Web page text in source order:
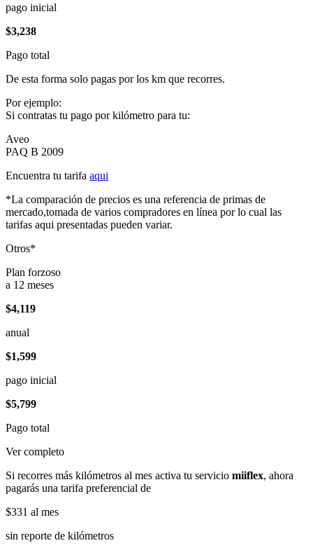
pago inicial
$3,238
Pago total
De esta forma solo pagas por los km que recorres.
Por ejemplo:
Si contratas tu pago por kilómetro para tu:
Aveo
PAQ B 2009
Encuentra tu tarifa aqui
*La comparación de precios es una referencia de primas de
mercado,tomada de varios compradores en línea por lo cual las
tarifas aqui presentadas pueden variar.
Otros*
Plan forzoso
a 12 meses
$4,119
anual
$1,599
pago inicial
$5,799
Pago total
Ver completo
Si recorres más kilómetros al mes activa tu servicio miiflex, ahora
pagarás una tarifa preferencial de
$331 al mes
sin reporte de kilómetros